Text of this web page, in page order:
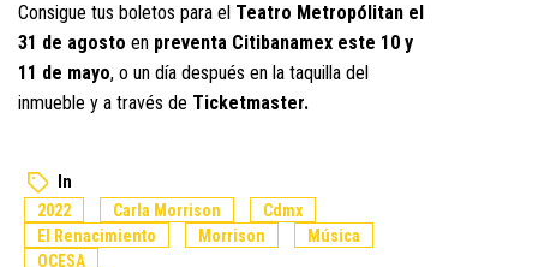
Consigue tus boletos para el Teatro Metropólitan el
31 de agosto en preventa Citibanamex este 10 y
11 de mayo, o un día después en la taquilla del
inmueble y a través de Ticketmaster.
In
2022 Carla Morrison
Cdmx
El Renacimiento
Morrison
Música
OCESA